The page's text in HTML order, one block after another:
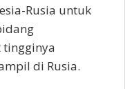
Rusia untuk
tingginya
di Rusia.